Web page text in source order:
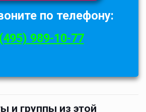
по телефону:
989-10-77
и группы из этой